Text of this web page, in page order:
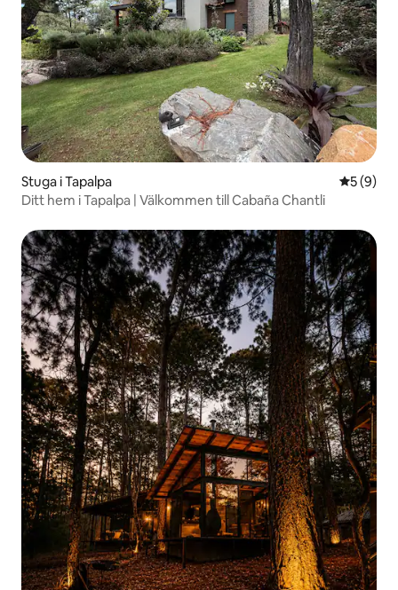
Stuga i Tapalpa 5 av 5 i
5 (9)
Ditt hem i Tapalpa | Välkommen till Cabaña Chantli